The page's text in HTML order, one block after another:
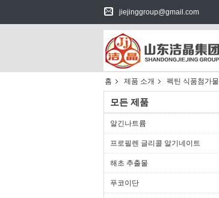
jiejinggroup@gmail.com
홈 제품 소개 펙틴 식품첨가물
모든 제품
알긴나트륨
프로필렌 글리콜 알기네이트
해초 추출물
푸코이단